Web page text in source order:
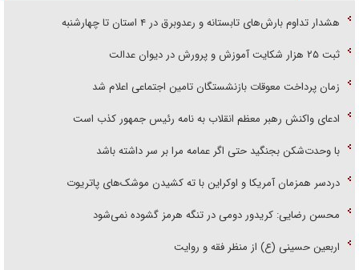
هشدار تداوم بارش‌های تابستانه و رعدوبرق در ۴ استان تا چهارشنبه
ثبت ۲۵ هزار شکایت آموزش و پرورش در دیوان عدالت
زمان پرداخت معوقات بازنشستگان تامین اجتماعی اعلام شد
ادعای واکنش رهبر معظم انقلاب به نامه رئیس جمهور کذب است
با وحدت‌شکن بجنگید حتی اگر عمامه مرا بر سر داشته باشد
دردسر همزمان آمریکا و اوکراین با ته کشیدن موشک‌های پاتریوت
محسن رضایی: کریدور دومی در تنگه هرمز گشوده نمی‌شود
اربعین حسینی (ع) از منظر فقه و روایت